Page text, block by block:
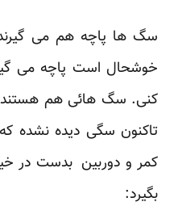
سگ ها پاچه هم می
خوشحال است پاچه می
کنی. سگ هائی هم هستند
تاکنون سگی دیده نشده
کمر و دوربین بدست در
بگیرد: